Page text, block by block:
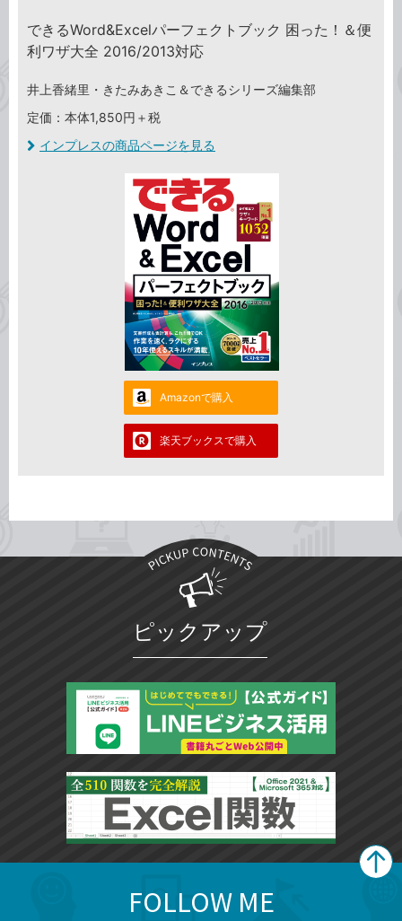
できるWord&Excelパーフェクトブック 困った！＆便
利ワザ大全 2016/2013対応
井上香緒里・きたみあきこ＆できるシリーズ編集部
定価：本体1,850円＋税
インプレスの商品ページを見る
Amazonで購入
楽天ブックスで購入
ピックアップ
FOLLOW ME